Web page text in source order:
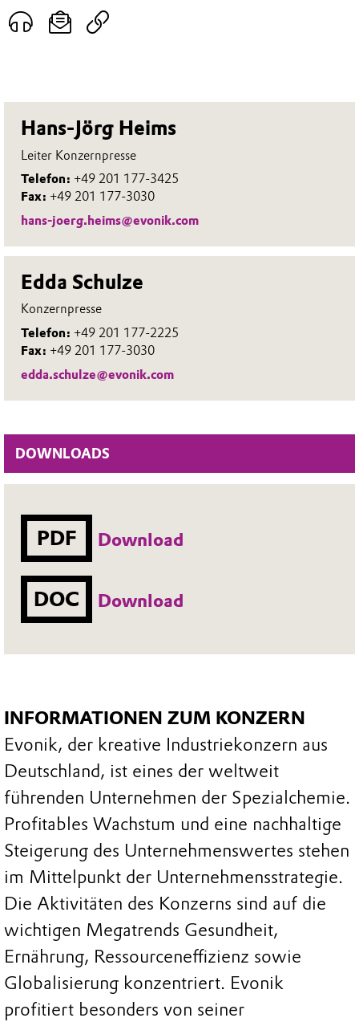
Hans-Jörg Heims
Leiter Konzernpresse
Telefon: +49 201 177-3425
Fax: +49 201 177-3030
hans-joerg.heims@evonik.com
Edda Schulze
Konzernpresse
Telefon: +49 201 177-2225
Fax: +49 201 177-3030
edda.schulze@evonik.com
DOWNLOADS
PDF Download
DOC Download
INFORMATIONEN ZUM KONZERN
Evonik, der kreative Industriekonzern aus
Deutschland, ist eines der weltweit
führenden Unternehmen der Spezialchemie.
Profitables Wachstum und eine nachhaltige
Steigerung des Unternehmenswertes stehen
im Mittelpunkt der Unternehmensstrategie.
Die Aktivitäten des Konzerns sind auf die
wichtigen Megatrends Gesundheit,
Ernährung, Ressourceneffizienz sowie
Globalisierung konzentriert. Evonik
profitiert besonders von seiner